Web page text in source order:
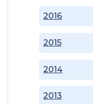
2013
2014
2015
2016